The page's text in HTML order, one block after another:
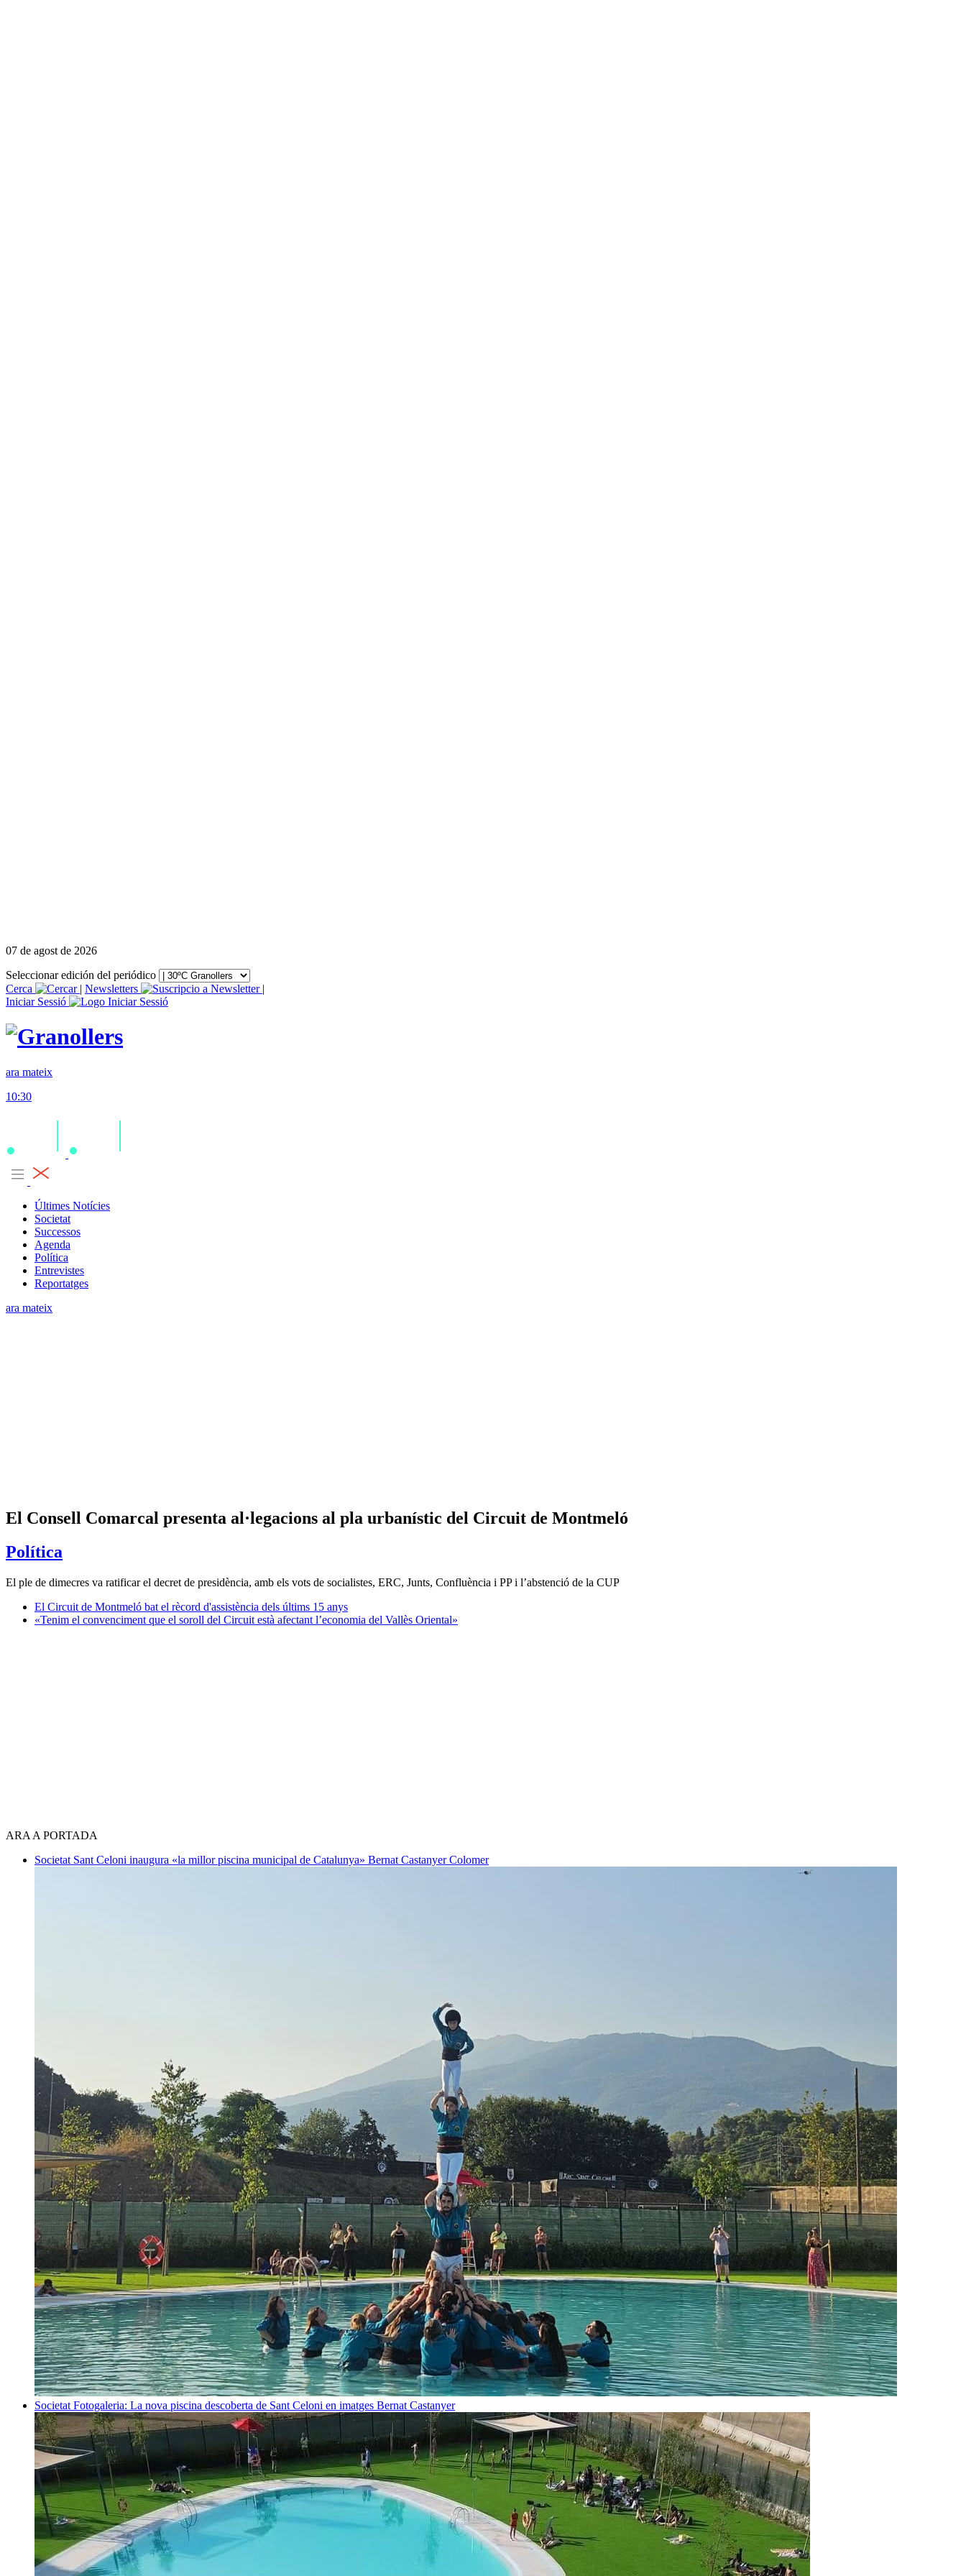
07 de agost de 2026
Seleccionar edición del periódico
Cerca
| Newsletters
|
Iniciar Sessió
ara mateix
10:30
Últimes Notícies
Societat
Successos
Agenda
Política
Entrevistes
Reportatges
ara mateix
El Consell Comarcal presenta al·legacions al pla urbanístic del Circuit de Montmeló
Política
El ple de dimecres va ratificar el decret de presidència, amb els vots de socialistes, ERC, Junts, Confluència i PP i l’abstenció de la CUP
El Circuit de Montmeló bat el rècord d'assistència dels últims 15 anys
«Tenim el convenciment que el soroll del Circuit està afectant l’economia del Vallès Oriental»
ARA A PORTADA
Societat Sant Celoni inaugura «la millor piscina municipal de Catalunya» Bernat Castanyer Colomer
Societat Fotogaleria: La nova piscina descoberta de Sant Celoni en imatges Bernat Castanyer